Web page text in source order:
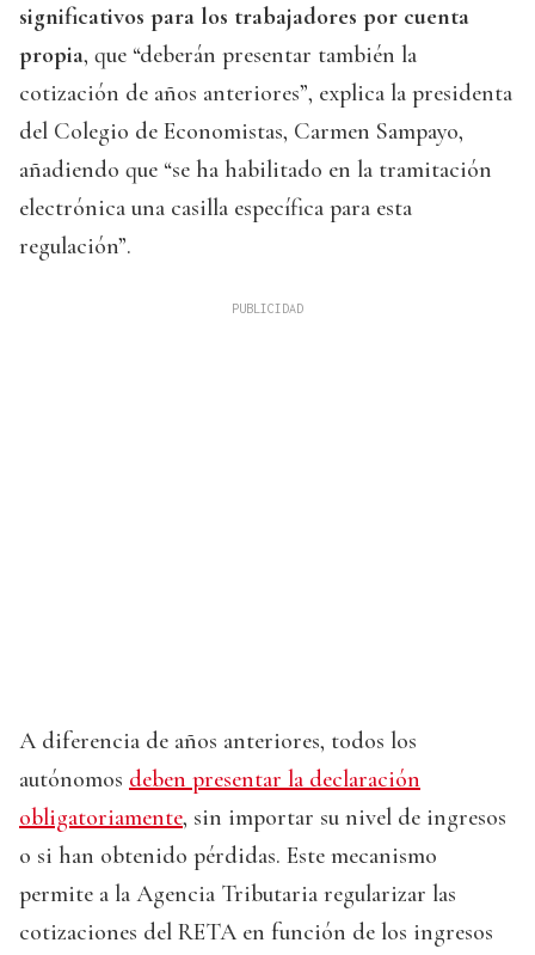
significativos para los trabajadores por cuenta
propia, que “deberán presentar también la
cotización de años anteriores”, explica la presidenta
del Colegio de Economistas, Carmen Sampayo,
añadiendo que “se ha habilitado en la tramitación
electrónica una casilla específica para esta
regulación”.
A diferencia de años anteriores, todos los
autónomos deben presentar la declaración
obligatoriamente, sin importar su nivel de ingresos
o si han obtenido pérdidas. Este mecanismo
permite a la Agencia Tributaria regularizar las
cotizaciones del RETA en función de los ingresos